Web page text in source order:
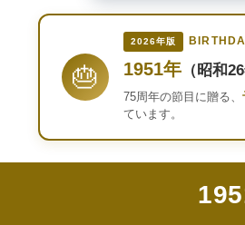
🎂
2026年版
1951年 （昭和
75周年の節目に贈る、
ています。